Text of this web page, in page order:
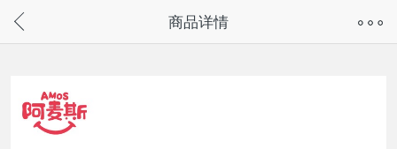
请通过微信或支付宝搜“奇兔客小程序”访问
商品详情